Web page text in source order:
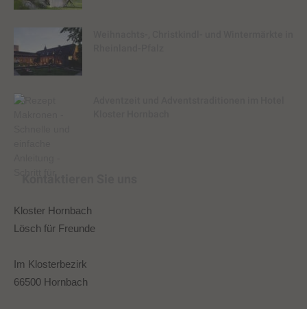
Kloster Hornbach
Lösch für Freunde
Im Klosterbezirk
66500 Hornbach